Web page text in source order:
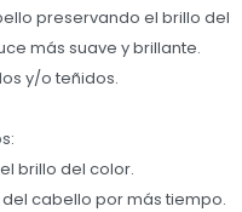
preservando el brillo del
más suave y brillante.
y/o teñidos.
brillo del color.
cabello por más tiempo.